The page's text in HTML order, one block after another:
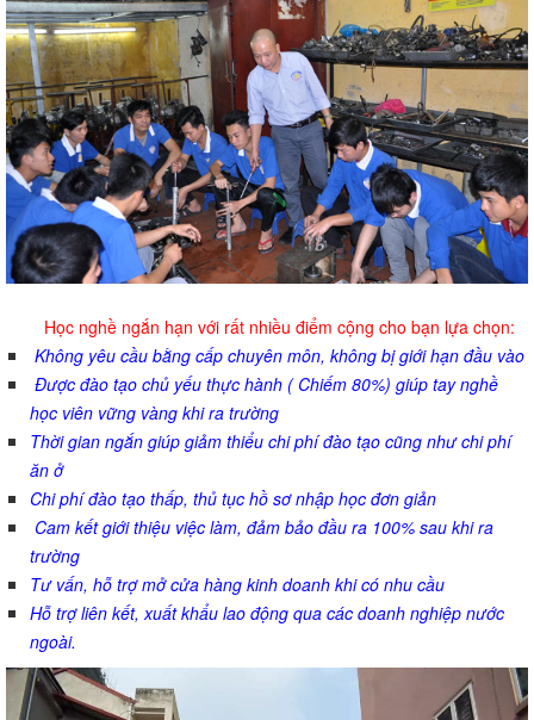
Học nghề ngắn hạn với rất nhiều điểm cộng cho bạn lựa chọn:
Không yêu cầu bằng cấp chuyên môn, không bị giới hạn đầu vào
Được đào tạo chủ yếu thực hành ( Chiếm 80%) giúp tay nghề
học viên vững vàng khi ra trường
Thời gian ngắn giúp giảm thiểu chi phí đào tạo cũng như chi phí
ăn ở
Chi phí đào tạo thấp, thủ tục hồ sơ nhập học đơn giản
Cam kết giới thiệu việc làm, đảm bảo đầu ra 100% sau khi ra
trường
Tư vấn, hỗ trợ mở cửa hàng kinh doanh khi có nhu cầu
Hỗ trợ liên kết, xuất khẩu lao động qua các doanh nghiệp nước
ngoài.